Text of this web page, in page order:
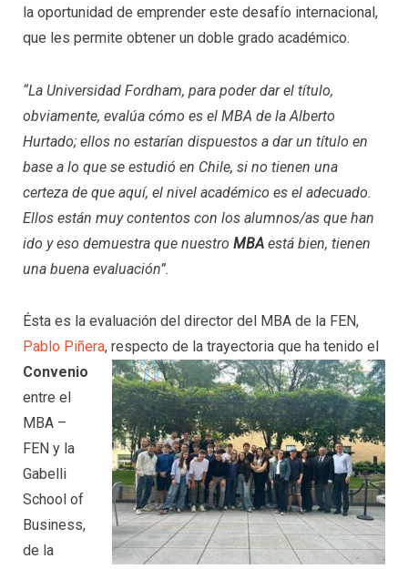
la oportunidad de emprender este desafío internacional,
que les permite obtener un doble grado académico.
“La Universidad Fordham, para poder dar el título,
obviamente, evalúa cómo es el MBA de la Alberto
Hurtado; ellos no estarían dispuestos a dar un título en
base a lo que se estudió en Chile, si no tienen una
certeza de que aquí, el nivel académico es el adecuado.
Ellos están muy contentos con los alumnos/as que han
ido y eso demuestra que nuestro MBA está bien, tienen
una buena evaluación”.
Ésta es la evaluación del director del MBA de la FEN,
Pablo Piñera, respecto de la trayectoria que ha tenido el
Convenio
entre el
MBA –
FEN y la
Gabelli
School of
Business,
de la